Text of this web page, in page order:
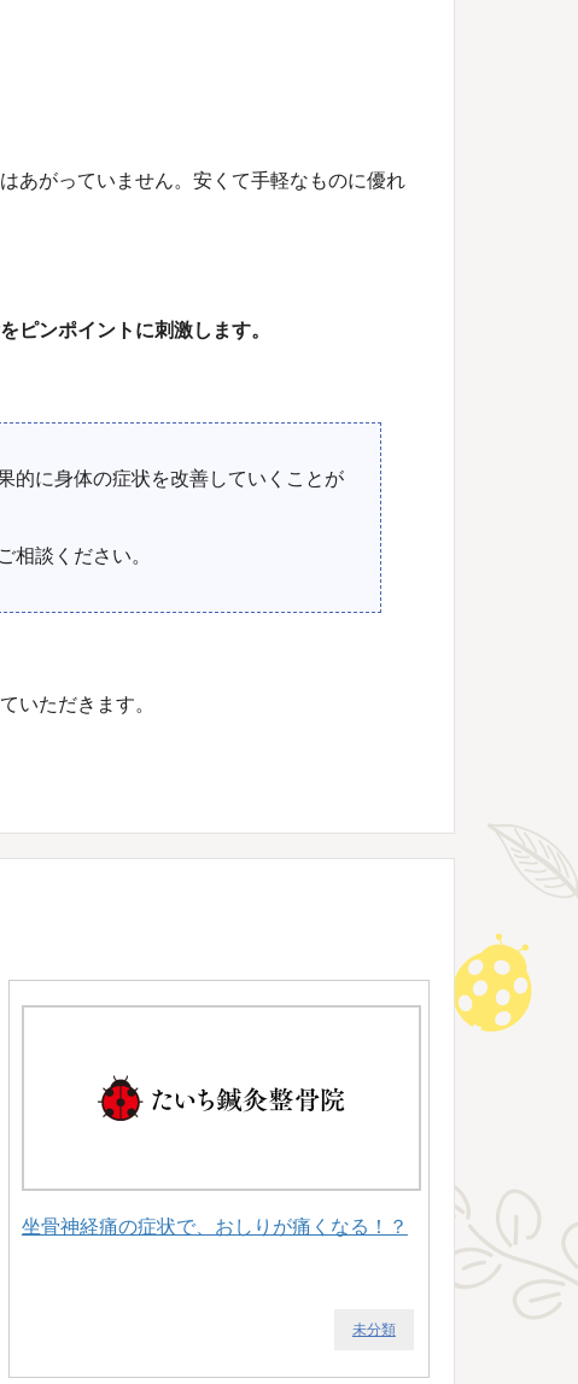
あがっていません。安くて手軽なものに優れ
ピンポイントに刺激します。
的に身体の症状を改善していくことが
相談ください。
いただきます。
坐骨神経痛の症状で、おしりが痛くなる！？
未分類